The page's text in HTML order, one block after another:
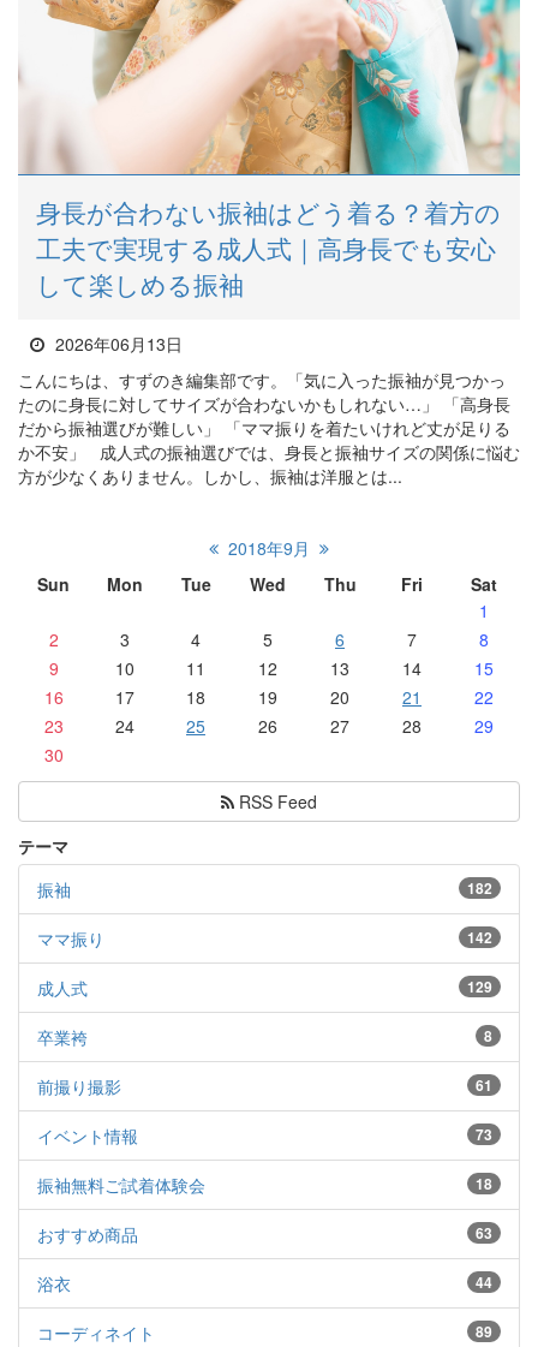
2018年9月
Sun
Mon Tue Wed Thu Fri
Sat
1
2
3 4 5 6 7
8
9
10 11 12 13 14
15
16
17 18 19 20 21
22
23
24 25 26 27 28
29
30
RSS Feed
テーマ
182
振袖
142
ママ振り
129
成人式
8
卒業袴
61
前撮り撮影
73
イベント情報
18
振袖無料ご試着体験会
63
おすすめ商品
44
浴衣
89
コーディネイト
身長が合わない振袖はどう着る？着方の
工夫で実現する成人式｜高身長でも安心
して楽しめる振袖
2026年06月13日
こんにちは、すずのき編集部です。「気に入った振袖が見つかっ
たのに身長に対してサイズが合わないかもしれない…」 「高身長
だから振袖選びが難しい」 「ママ振りを着たいけれど丈が足りる
か不安」 成人式の振袖選びでは、身長と振袖サイズの関係に悩む
方が少なくありません。しかし、振袖は洋服とは...